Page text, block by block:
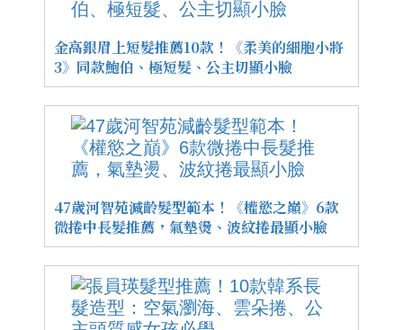
金高銀眉上短髮推薦10款！《柔美的細胞小將
3》同款鮑伯、極短髮、公主切顯小臉
47歲河智苑減齡髮型範本！《權慾之巔》6款
微捲中長髮推薦，氣墊燙、波紋捲最顯小臉